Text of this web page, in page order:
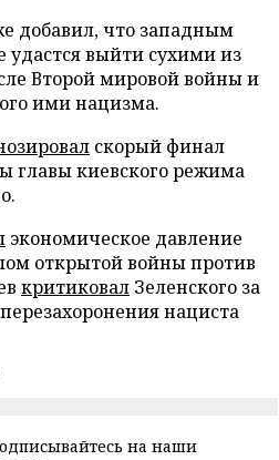
добавил, что западным
удастся выйти сухими из
Второй мировой войны и
ими нацизма.
скорый финал
главы киевского режима
экономическое давление
открытой войны против
критиковал Зеленского за
нациста
на наши